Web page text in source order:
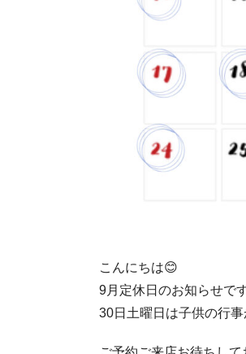
こんにちは😊
9月定休日のお知らせで
30日土曜日は子供の行